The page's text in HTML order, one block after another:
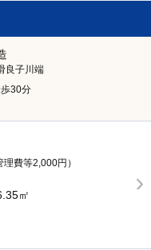
良子川端
30分
理費等2,000円）
㎡